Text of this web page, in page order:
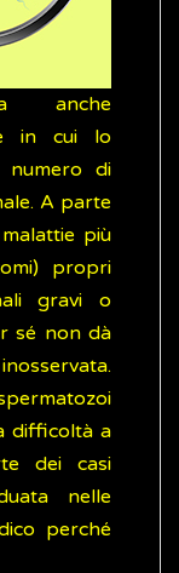
anche
in cui lo
numero di
A parte
più
propri
gravi o
sé non dà
difficoltà a
dei casi
nelle
perché